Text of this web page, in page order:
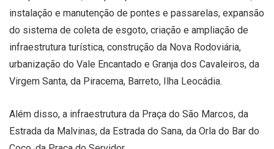
instalação e manutenção de pontes e passarelas, expansão
do sistema de coleta de esgoto, criação e ampliação de
infraestrutura turística, construção da Nova Rodoviária,
urbanização do Vale Encantado e Granja dos Cavaleiros, da
Virgem Santa, da Piracema, Barreto, Ilha Leocádia.
Além disso, a infraestrutura da Praça do São Marcos, da
Estrada da Malvinas, da Estrada do Sana, da Orla do Bar do